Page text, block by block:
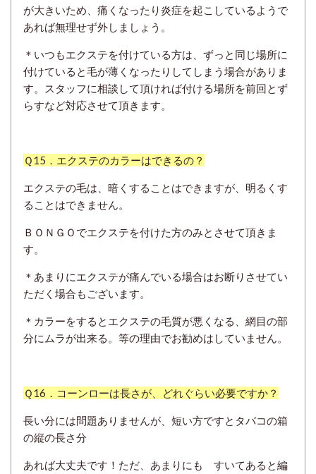
が大きいため、痛くなったり炎症を起こしているようで
あれば無理せず外しましょう。
＊いつもエクステを付けている方は、ずっと同じ場所に
付けていると毛が薄くなったりしてしまう場合がありま
す。スタッフに相談して頂ければ付ける場所を前回とず
らすなど対応させて頂きます。
Ｑ15．エクステのカラーはできるの？
エクステの毛は、暗くすることはできますが、明るくす
ることはできません。
ＢＯＮＧＯでエクステを付けた方のみとさせて頂きま
す。
＊あまりにエクステが痛んでいる場合はお断りさせてい
ただく場合もございます。
＊カラーをするとエクステの毛質が悪くなる、網目の部
分にムラが出来る。等の理由でお勧めはしていません。
Ｑ16．コーンローは長さが、どれぐらい必要ですか？
長い分には問題ありませんが、短い方ですとタバコの箱
の縦の長さ分
あれば大丈夫です！ただ、あまりにも すいてあると編